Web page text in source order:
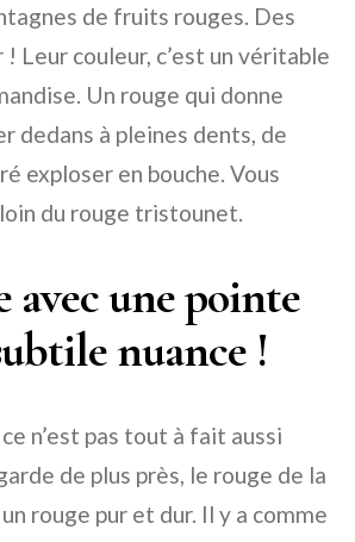
de fruits rouges. Des
! Leur couleur, c’est un véritable
Un rouge qui donne
dedans à pleines dents, de
exploser en bouche. Vous
du rouge tristounet.
avec une pointe
nuance !
n’est pas tout à fait aussi
de plus près, le rouge de la
rouge pur et dur. Il y a comme